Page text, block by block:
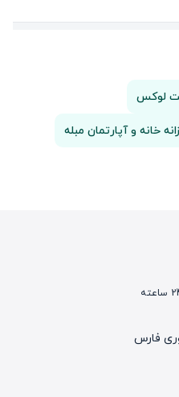
لوکس
خانه و آپارتمان مبله
فارس